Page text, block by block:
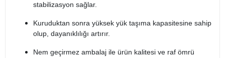
stabilizasyon sağlar.
Kuruduktan sonra yüksek yük taşıma kapasitesine sahip
olup, dayanıklılığı artırır.
Nem geçirmez ambalaj ile ürün kalitesi ve raf ömrü